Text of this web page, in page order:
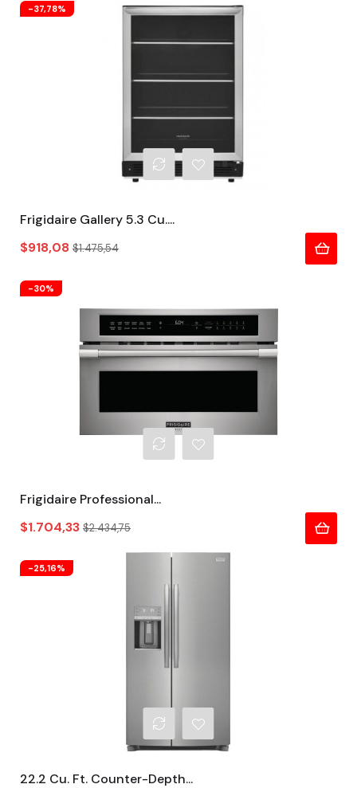
-37,78%
Frigidaire Gallery 5.3 Cu....
Precio
$918,08Precio
regular
$1.475,54
-30%
Frigidaire Professional...
Precio
$1.704,33Precio
regular
$2.434,75
-25,16%
22.2 Cu. Ft. Counter-Depth...